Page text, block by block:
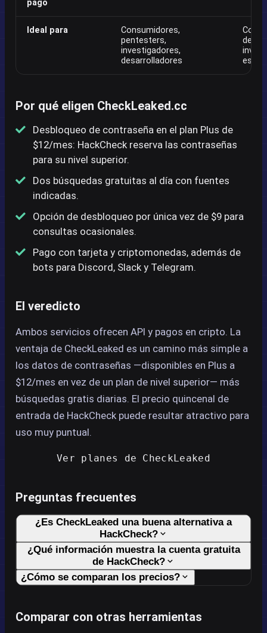
pago
Ideal para
Consumidores,
pentesters,
investigadores,
desarrolladores
Por qué eligen CheckLeaked.cc
Desbloqueo de contraseña en el plan Plus de
$12/mes: HackCheck reserva las contraseñas
para su nivel superior.
Dos búsquedas gratuitas al día con fuentes
indicadas.
Opción de desbloqueo por única vez de $9 para
consultas ocasionales.
Pago con tarjeta y criptomonedas, además de
bots para Discord, Slack y Telegram.
El veredicto
Ambos servicios ofrecen API y pagos en cripto. La
ventaja de CheckLeaked es un camino más simple a
los datos de contraseñas —disponibles en Plus a
$12/mes en vez de un plan de nivel superior— más
búsquedas gratis diarias. El precio quincenal de
entrada de HackCheck puede resultar atractivo para
uso muy puntual.
Ver planes de CheckLeaked
Preguntas frecuentes
¿Es CheckLeaked una buena alternativa a
HackCheck?
¿Qué información muestra la cuenta gratuita
de HackCheck?
¿Cómo se comparan los precios?
Comparar con otras herramientas